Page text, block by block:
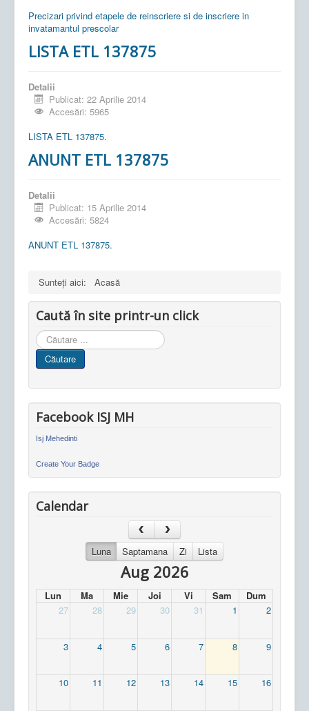
Precizari privind etapele de reinscriere si de inscriere in
invatamantul prescolar
LISTA ETL 137875
Detalii
Publicat: 22 Aprilie 2014
Accesări: 5965
LISTA ETL 137875.
ANUNT ETL 137875
Detalii
Publicat: 15 Aprilie 2014
Accesări: 5824
ANUNT ETL 137875.
Sunteți aici: Acasă
Caută în site printr-un click
Cauta
in
site
Căutare
Facebook ISJ MH
Isj Mehedinti
Create Your Badge
Calendar
Luna Saptamana Zi Lista
Aug 2026
Lun Ma Mie Joi Vi Sam
Dum
27
28 29 30 31 1 2
3 4 5 6 7 8 9
10 11 12 13 14 15 16